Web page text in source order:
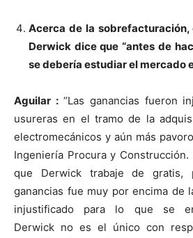
Acerca de la
Derwick dice que “antes de
se debería estudiar el mercado
Aguilar :“Las ganancias fueron
usureras en el tramo de la
electromecánicos y aún más
Ingeniería Procura y
que Derwick trabaje de gratis,
ganancias fue muy por encima de
injustificado para lo que se
Derwick no es el único con